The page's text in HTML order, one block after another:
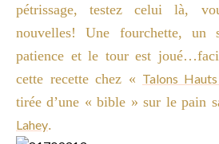
pétrissage, testez celui là,
nouvelles! Une fourchette, un
patience et le tour est
cette recette chez « Talons
tirée d’une « bible » sur le pain
Lahey.